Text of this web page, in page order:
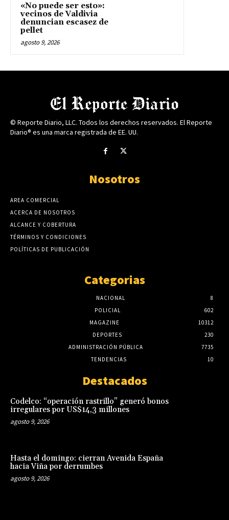
«No puede ser esto»:
vecinos de Valdivia
denuncian escasez de
pellet
agosto 9, 2026
© Reporte Diario, LLC. Todos los derechos reservados. El Reporte
Diario® es una marca registrada de EE. UU.
Nosotros
AREA COMERCIAL
ACERCA DE NOSOTROS
ALCANCE Y COBERTURA
TÉRMINOS Y CONDICIONES
POLÍTICAS DE PUBLICACIÓN
Categorias
NACIONAL
8
POLICIAL
602
MAGAZINE
10312
DEPORTES
230
ADMINISTRACIÓN PÚBLICA
7735
TENDENCIAS
10
Destacados
Codelco: “operación rastrillo” generó bonos
irregulares por US$14,3 millones
agosto 9, 2026
Hasta el domingo: cierran Avenida España
hacia Viña por derrumbes
agosto 9, 2026